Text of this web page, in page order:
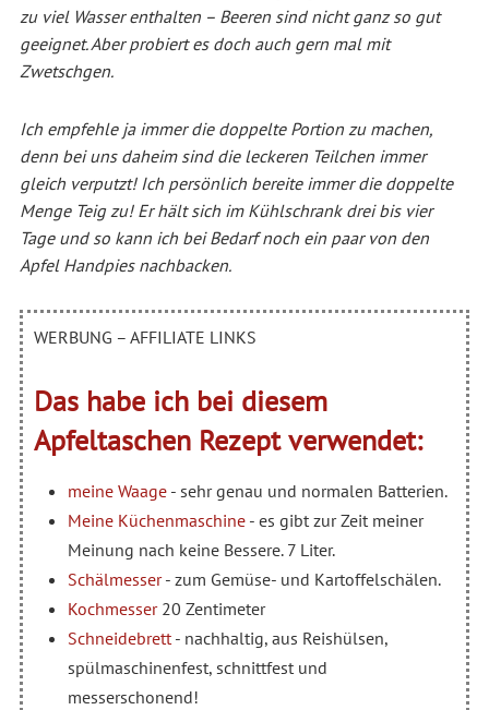
zu viel Wasser enthalten – Beeren sind nicht ganz so gut
geeignet. Aber probiert es doch auch gern mal mit
Zwetschgen.
Ich empfehle ja immer die doppelte Portion zu machen,
denn bei uns daheim sind die leckeren Teilchen immer
gleich verputzt! Ich persönlich bereite immer die doppelte
Menge Teig zu! Er hält sich im Kühlschrank drei bis vier
Tage und so kann ich bei Bedarf noch ein paar von den
Apfel Handpies nachbacken.
WERBUNG – AFFILIATE LINKS
Das habe ich bei diesem
Apfeltaschen Rezept verwendet:
meine Waage- sehr genau und normalen Batterien.
Meine Küchenmaschine- es gibt zur Zeit meiner
Meinung nach keine Bessere. 7 Liter.
Schälmesser- zum Gemüse- und Kartoffelschälen.
Kochmesser20 Zentimeter
Schneidebrett- nachhaltig, aus Reishülsen,
spülmaschinenfest, schnittfest und
messerschonend!